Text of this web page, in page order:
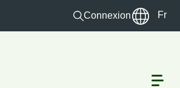
Connexion Fr